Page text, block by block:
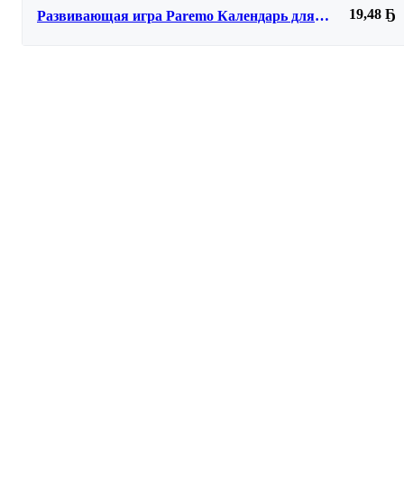
Развивающая игра Paremo Календарь для
19,48 Ҕ